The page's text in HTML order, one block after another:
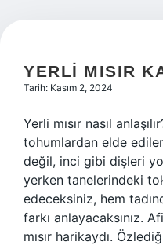
YERLI MISIR
Tarih: Kasım 2, 2024
Yerli mısır nasıl
tohumlardan elde
değil, inci gibi dişleri
yerken tanelerindeki
edeceksiniz, hem
farkı anlayacaksınız.
mısır harikaydı.